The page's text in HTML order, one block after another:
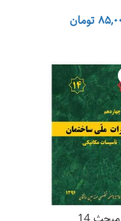
تومان